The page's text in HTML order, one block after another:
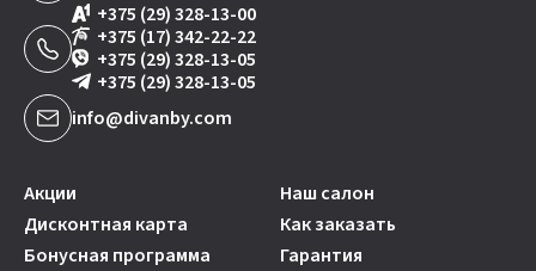
+375 (29) 328-13-00
+375 (17) 342-22-22
+375 (29) 328-13-05
+375 (29) 328-13-05
info@divanby.com
Акции
Наш салон
Дисконтная карта
Как заказать
Бонусная программа
Гарантия